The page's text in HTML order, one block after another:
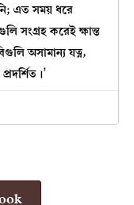
এত সময় ধরে
সংগ্রহ করেই ক্ষান্ত
অসামান্য যত্ন,